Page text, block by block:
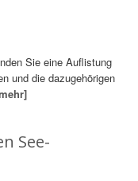
Sie eine Auflistung
und die dazugehörigen
See-